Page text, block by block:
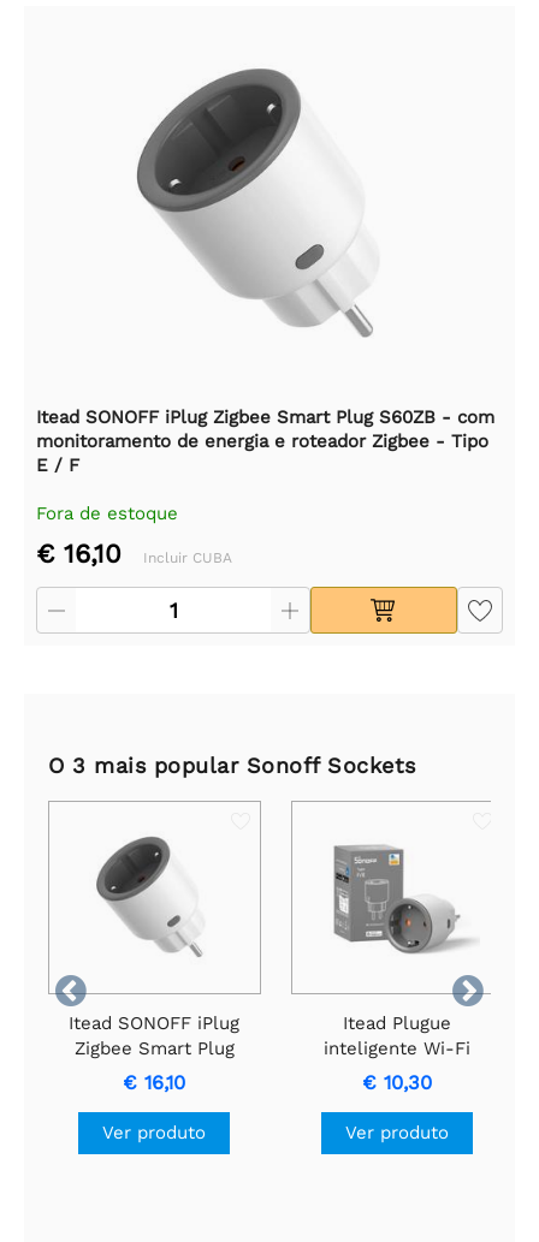
Itead SONOFF iPlug Zigbee Smart Plug S60ZB - com
monitoramento de energia e roteador Zigbee - Tipo
E / F
Fora de estoque
€ 16,10 Incluir CUBA
O 3 mais popular Sonoff Sockets


Itead SONOFF iPlug
Zigbee Smart Plug
S60ZB - com
monitoramento de
energia e roteador
Zigbee - Tipo E / F
€ 16,10
Ver produto
Itead Plugue
inteligente Wi-Fi
SONOFF iPlug | Série
S60
€ 10,30
Ver produto